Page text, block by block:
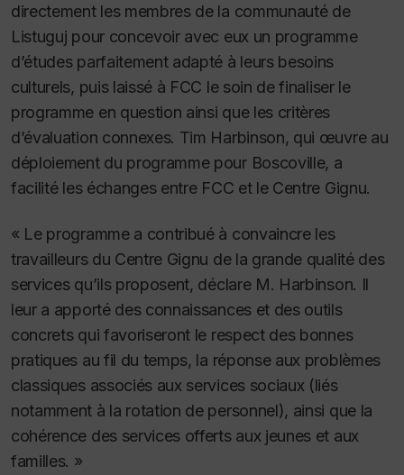
directement les membres de la communauté de
Listuguj pour concevoir avec eux un programme
d’études parfaitement adapté à leurs besoins
culturels, puis laissé à FCC le soin de finaliser le
programme en question ainsi que les critères
d’évaluation connexes. Tim Harbinson, qui œuvre au
déploiement du programme pour Boscoville, a
facilité les échanges entre FCC et le Centre Gignu.
« Le programme a contribué à convaincre les
travailleurs du Centre Gignu de la grande qualité des
services qu’ils proposent, déclare M. Harbinson. Il
leur a apporté des connaissances et des outils
concrets qui favoriseront le respect des bonnes
pratiques au fil du temps, la réponse aux problèmes
classiques associés aux services sociaux (liés
notamment à la rotation de personnel), ainsi que la
cohérence des services offerts aux jeunes et aux
familles. »